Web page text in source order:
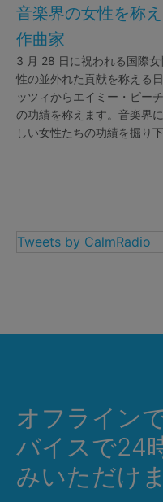
音楽界の女性を称
作曲家
3 月 28 日に祝われる国際
性の並外れた貢献を称える
ッツィからエイミー・ビー
の功績を称えます。音楽界
しい女性たちの功績を掘り
Tweets by CalmRadio
オフライン
バイスで24
みいただけま